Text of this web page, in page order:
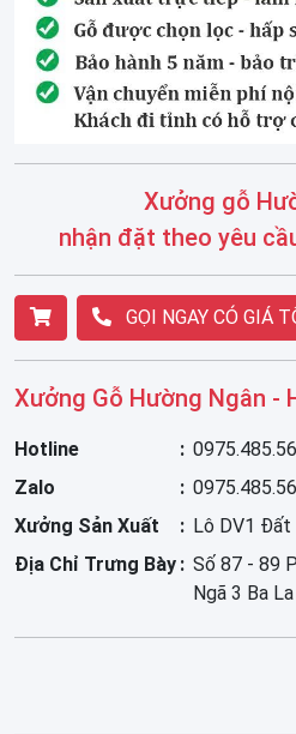
Xưởng gỗ
nhận đặt theo yêu
GỌI NGAY CÓ GIÁ
Xưởng Gỗ Hường Ngân -
Hotline
Zalo
Xưởng Sản Xuất
Lô DV1
Địa Chỉ Trưng Bày
Số 87 - 89
Ngã 3 Ba